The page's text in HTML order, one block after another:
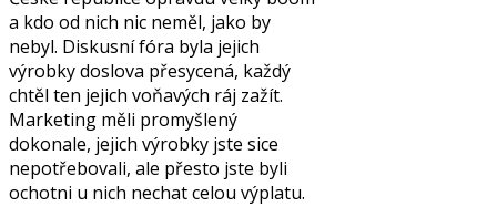
a kdo od nich nic neměl, jako by
nebyl. Diskusní fóra byla jejich
výrobky doslova přesycená, každý
chtěl ten jejich voňavých ráj zažít.
Marketing měli promyšlený
dokonale, jejich výrobky jste sice
nepotřebovali, ale přesto jste byli
ochotni u nich nechat celou výplatu.